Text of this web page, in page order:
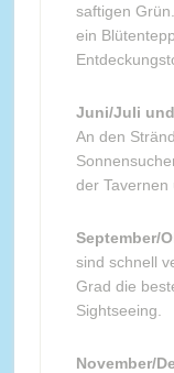
saftigen
ein
Juni/Juli
An den
der Tavernen
September/
sind schnell
Grad die
Sightseeing.
November/